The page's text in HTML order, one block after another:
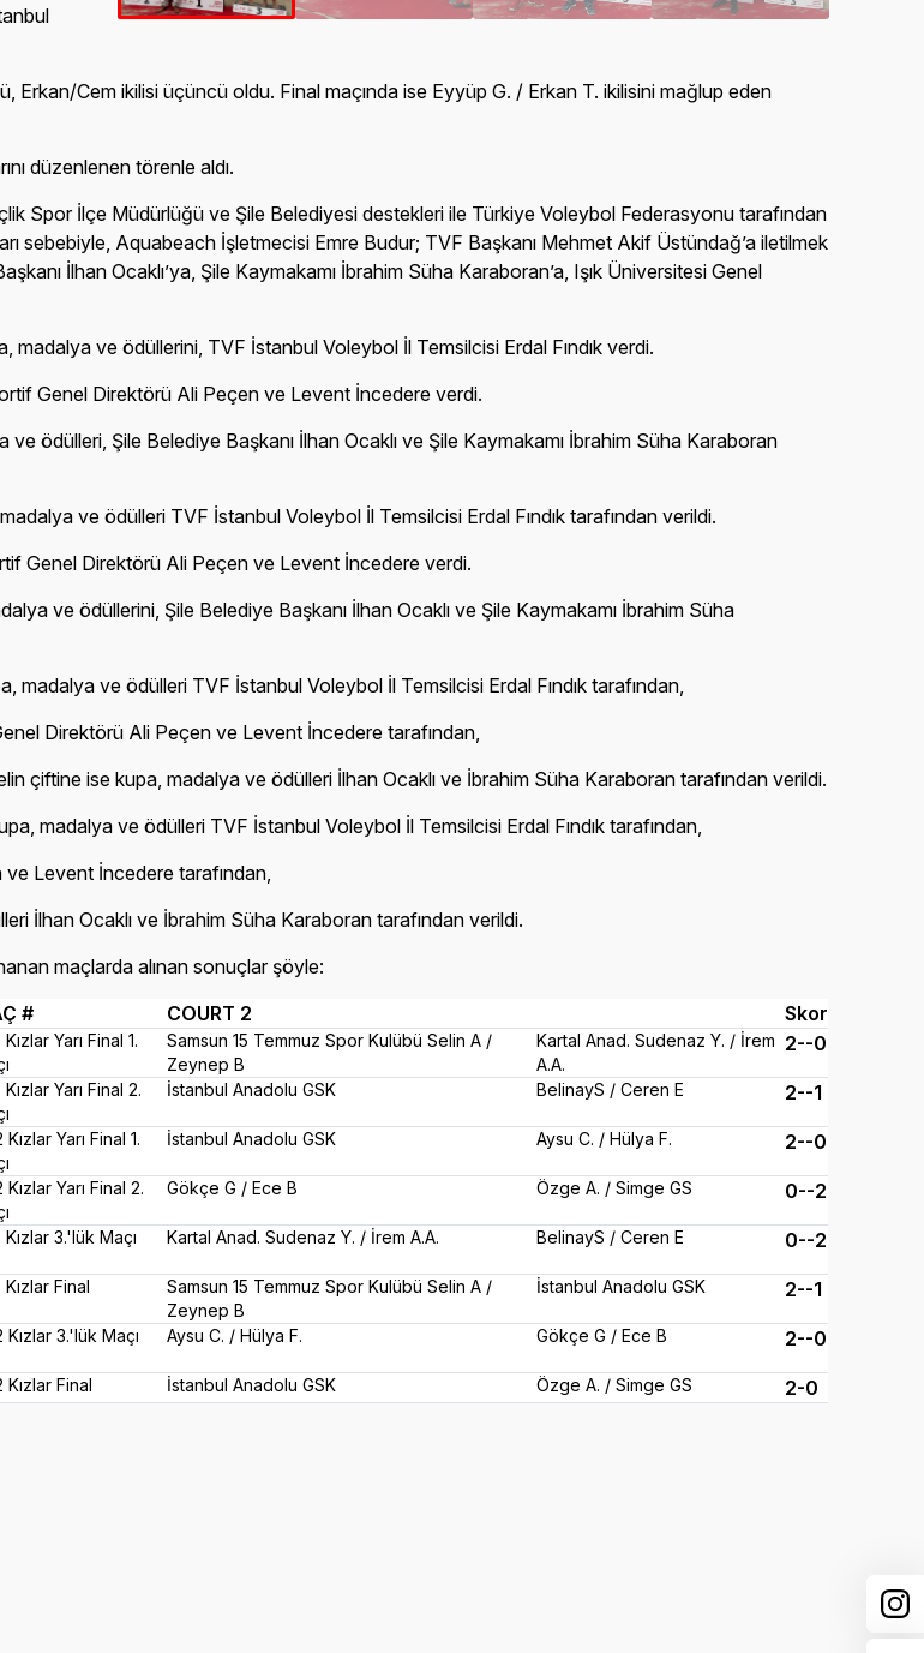
Cem ikilisi üçüncü oldu. Final maçında ise Eyyüp G. / Erkan T. ikilisini mağlup eden
düzenlenen törenle aldı.
Spor İlçe Müdürlüğü ve Şile Belediyesi destekleri ile Türkiye Voleybol Federasyonu tarafından
sebebiyle, Aquabeach İşletmecisi Emre Budur; TVF Başkanı Mehmet Akif Üstündağ’a iletilmek
İlhan Ocaklı’ya, Şile Kaymakamı İbrahim Süha Karaboran’a, Işık Üniversitesi Genel
ve ödüllerini, TVF İstanbul Voleybol İl Temsilcisi Erdal Fındık verdi.
Genel Direktörü Ali Peçen ve Levent İncedere verdi.
ödülleri, Şile Belediye Başkanı İlhan Ocaklı ve Şile Kaymakamı İbrahim Süha Karaboran
ve ödülleri TVF İstanbul Voleybol İl Temsilcisi Erdal Fındık tarafından verildi.
Genel Direktörü Ali Peçen ve Levent İncedere verdi.
ve ödüllerini, Şile Belediye Başkanı İlhan Ocaklı ve Şile Kaymakamı İbrahim Süha
ve ödülleri TVF İstanbul Voleybol İl Temsilcisi Erdal Fındık tarafından,
Direktörü Ali Peçen ve Levent İncedere tarafından,
çiftine ise kupa, madalya ve ödülleri İlhan Ocaklı ve İbrahim Süha Karaboran tarafından verildi.
madalya ve ödülleri TVF İstanbul Voleybol İl Temsilcisi Erdal Fındık tarafından,
Levent İncedere tarafından,
İlhan Ocaklı ve İbrahim Süha Karaboran tarafından verildi.
maçlarda alınan sonuçlar şöyle:
# COURT 2 Skor
Kızlar Yarı Final 1.
Samsun 15 Temmuz Spor Kulübü Selin A /
Zeynep B
Kartal Anad. Sudenaz Y. / İrem
A.A.
2--0
Kızlar Yarı Final 2.
İstanbul Anadolu GSK BelinayS / Ceren E 2--1
Kızlar Yarı Final 1.
İstanbul Anadolu GSK Aysu C. / Hülya F. 2--0
Kızlar Yarı Final 2.
Gökçe G / Ece B Özge A. / Simge GS 0--2
Kızlar 3.'lük Maçı Kartal Anad. Sudenaz Y. / İrem A.A. BelinayS / Ceren E 0--2
Kızlar Final
Samsun 15 Temmuz Spor Kulübü Selin A /
Zeynep B
İstanbul Anadolu GSK 2--1
Kızlar 3.'lük Maçı Aysu C. / Hülya F. Gökçe G / Ece B 2--0
Kızlar Final İstanbul Anadolu GSK Özge A. / Simge GS 2-0